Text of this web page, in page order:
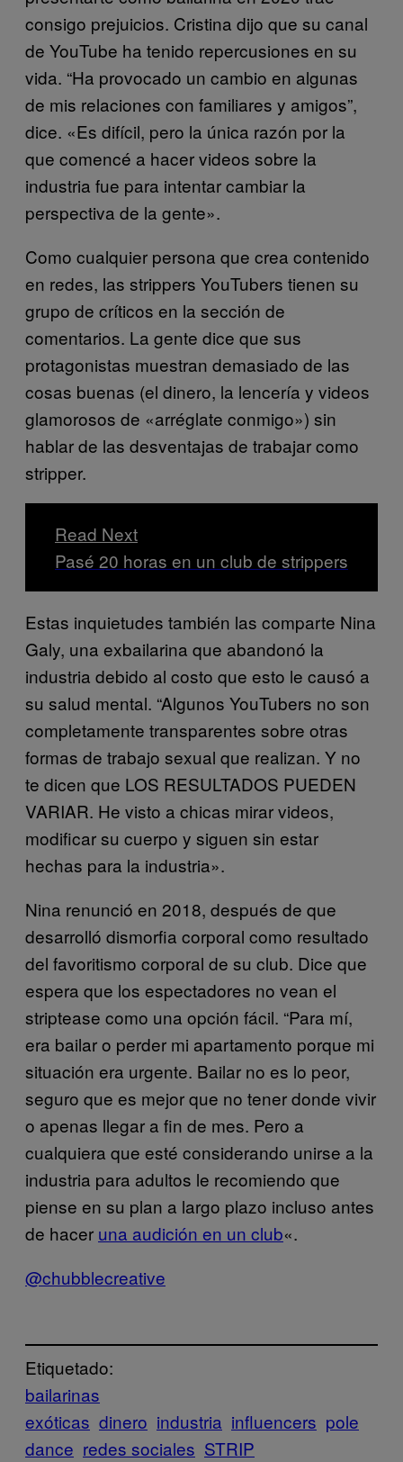
consigo prejuicios. Cristina dijo que su canal
de YouTube ha tenido repercusiones en su
vida. “Ha provocado un cambio en algunas
de mis relaciones con familiares y amigos”,
dice. «Es difícil, pero la única razón por la
que comencé a hacer videos sobre la
industria fue para intentar cambiar la
perspectiva de la gente».
Como cualquier persona que crea contenido
en redes, las strippers YouTubers tienen su
grupo de críticos en la sección de
comentarios. La gente dice que sus
protagonistas muestran demasiado de las
cosas buenas (el dinero, la lencería y videos
glamorosos de «arréglate conmigo») sin
hablar de las desventajas de trabajar como
stripper.
Read Next
Pasé 20 horas en un club de strippers
Estas inquietudes también las comparte Nina
Galy, una exbailarina que abandonó la
industria debido al costo que esto le causó a
su salud mental. “Algunos YouTubers no son
completamente transparentes sobre otras
formas de trabajo sexual que realizan. Y no
te dicen que LOS RESULTADOS PUEDEN
VARIAR. He visto a chicas mirar videos,
modificar su cuerpo y siguen sin estar
hechas para la industria».
Nina renunció en 2018, después de que
desarrolló dismorfia corporal como resultado
del favoritismo corporal de su club. Dice que
espera que los espectadores no vean el
striptease como una opción fácil. “Para mí,
era bailar o perder mi apartamento porque mi
situación era urgente. Bailar no es lo peor,
seguro que es mejor que no tener donde vivir
o apenas llegar a fin de mes. Pero a
cualquiera que esté considerando unirse a la
industria para adultos le recomiendo que
piense en su plan a largo plazo incluso antes
de hacer una audición en un club«.
@chubblecreative
Etiquetado:
bailarinas
exóticas dinero industria influencers pole
dance redes sociales STRIP